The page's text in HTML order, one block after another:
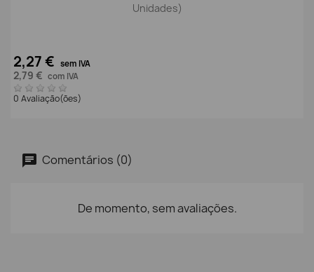
Unidades)
2,27 € sem IVA
2,79 € com IVA
0 Avaliação(ões)
Comentários (0)
De momento, sem avaliações.